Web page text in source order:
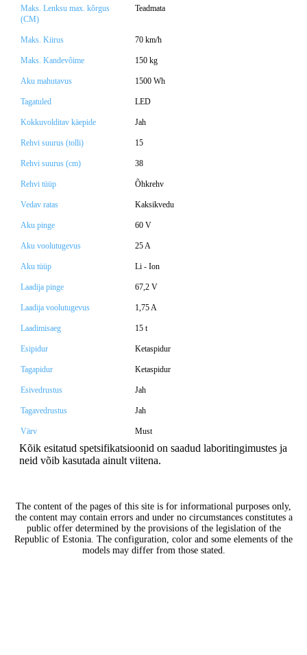
Maks. Lenksu max. kõrgus
(CM)
Teadmata
Maks. Kiirus 70 km/h
Maks. Kandevõime 150 kg
Aku mahutavus 1500 Wh
Tagatuled LED
Kokkuvolditav käepide Jah
Rehvi suurus (tolli) 15
Rehvi suurus (cm) 38
Rehvi tüüp Õhkrehv
Vedav ratas Kaksikvedu
Aku pinge 60 V
Aku voolutugevus 25 A
Aku tüüp Li - Ion
Laadija pinge 67,2 V
Laadija voolutugevus 1,75 A
Laadimisaeg 15 t
Esipidur Ketaspidur
Tagapidur Ketaspidur
Esivedrustus Jah
Tagavedrustus Jah
Värv Must
Kõik esitatud spetsifikatsioonid on saadud laboritingimustes ja
neid võib kasutada ainult viitena.
The content of the pages of this site is for informational purposes only,
the content may contain errors and under no circumstances constitutes a
public offer determined by the provisions of the legislation of the
Republic of Estonia. The configuration, color and some elements of the
models may differ from those stated.